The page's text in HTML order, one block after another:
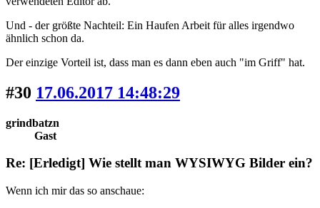
Und - der größte Nachteil: Ein Haufen Arbeit für alles irgendwo
ähnlich schon da.
Der einzige Vorteil ist, dass man es dann eben auch "im Griff" hat.
#30 17.06.2017 14:48:29
grindbatzn
Gast
Re: [Erledigt] Wie stellt man WYSIWYG Bilder ein?
Wenn ich mir das so anschaue: